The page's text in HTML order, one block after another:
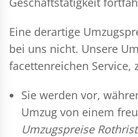
Eine derartige
bei uns nicht. Unsere
facettenreichen Service,
Sie werden vor,
Umzug von einem
Umzugspreise Rothrist